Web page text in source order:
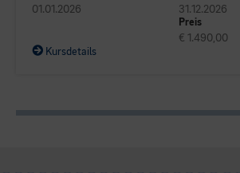
01.01.2026
31.12.2026
Preis
€ 1.490,00
Kursdetails